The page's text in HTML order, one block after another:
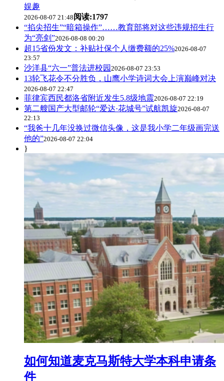
娱趣
2026-08-07 21:48阅读:1797
“掐尖招生”“暗箱操作”……教育部将对这些违规招生行
为“亮剑”2026-08-08 00:20
超15省份发文：补贴社保个人缴费额的25%2026-08-07
23:57
沙洋县“六一”普法进校园 2026-08-07 23:53
13轮飞花令不分胜负，山鹰小学诗词大会上演巅峰对决
2026-08-07 22:47
菲律宾西民都洛省附近发生5.8级地震2026-08-07 22:19
第二艘国产大型邮轮“爱达·花城号”试航凯旋2026-08-07
22:13
“我爸十几年没换过微信头像，这是我小学二年级画完送
他的”2026-08-07 22:04
}
如何知道麦克马斯特大学本科申请条
件